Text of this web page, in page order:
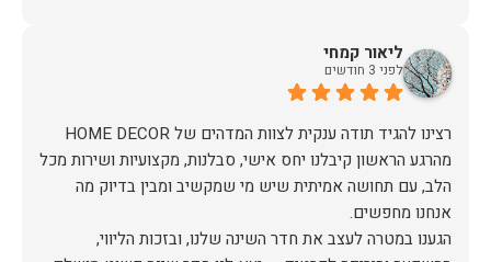
ליאור קמחי
לפני 3 חודשים
מהרגע הראשון קיבלנו יחס אישי, סבלנות, מקצועיות ושירות מכל
הלב, עם תחושה אמיתית שיש מי שמקשיב ומבין בדיוק מה
הגענו במטרה לעצב את חדר השינה שלנו, ובזכות הליווי,